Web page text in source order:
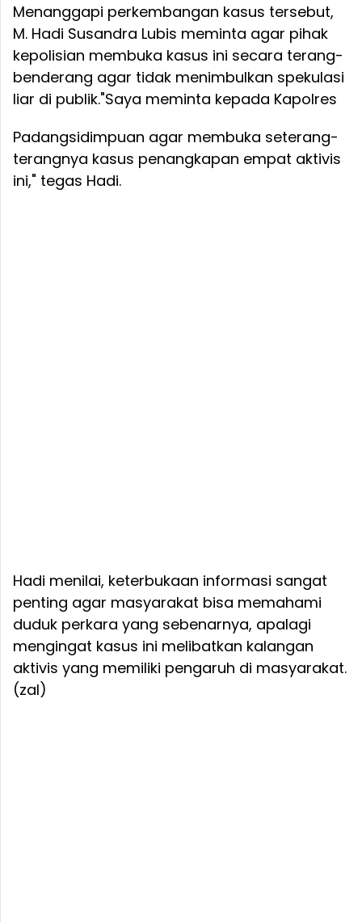
Menanggapi perkembangan kasus tersebut,
M. Hadi Susandra Lubis meminta agar pihak
kepolisian membuka kasus ini secara terang-
benderang agar tidak menimbulkan spekulasi
liar di publik."Saya meminta kepada Kapolres
Padangsidimpuan agar membuka seterang-
terangnya kasus penangkapan empat aktivis
ini," tegas Hadi.
Hadi menilai, keterbukaan informasi sangat
penting agar masyarakat bisa memahami
duduk perkara yang sebenarnya, apalagi
mengingat kasus ini melibatkan kalangan
aktivis yang memiliki pengaruh di masyarakat.
(zal)